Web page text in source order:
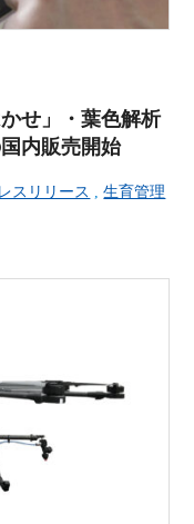
せ」・葉色解析
内販売開始
スリリース ,生育管理